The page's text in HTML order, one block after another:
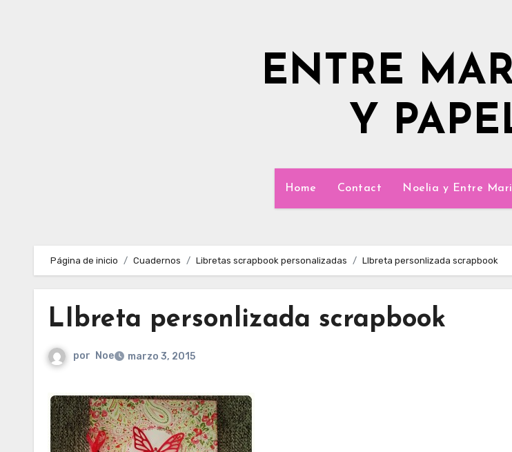
ENTRE
Y
Home Contact Noelia y Entre
Página de inicio Cuadernos Libretas scrapbook personalizadas LIbreta personlizada scrapbook
LIbreta personlizada scrapbook
por Noe marzo 3, 2015